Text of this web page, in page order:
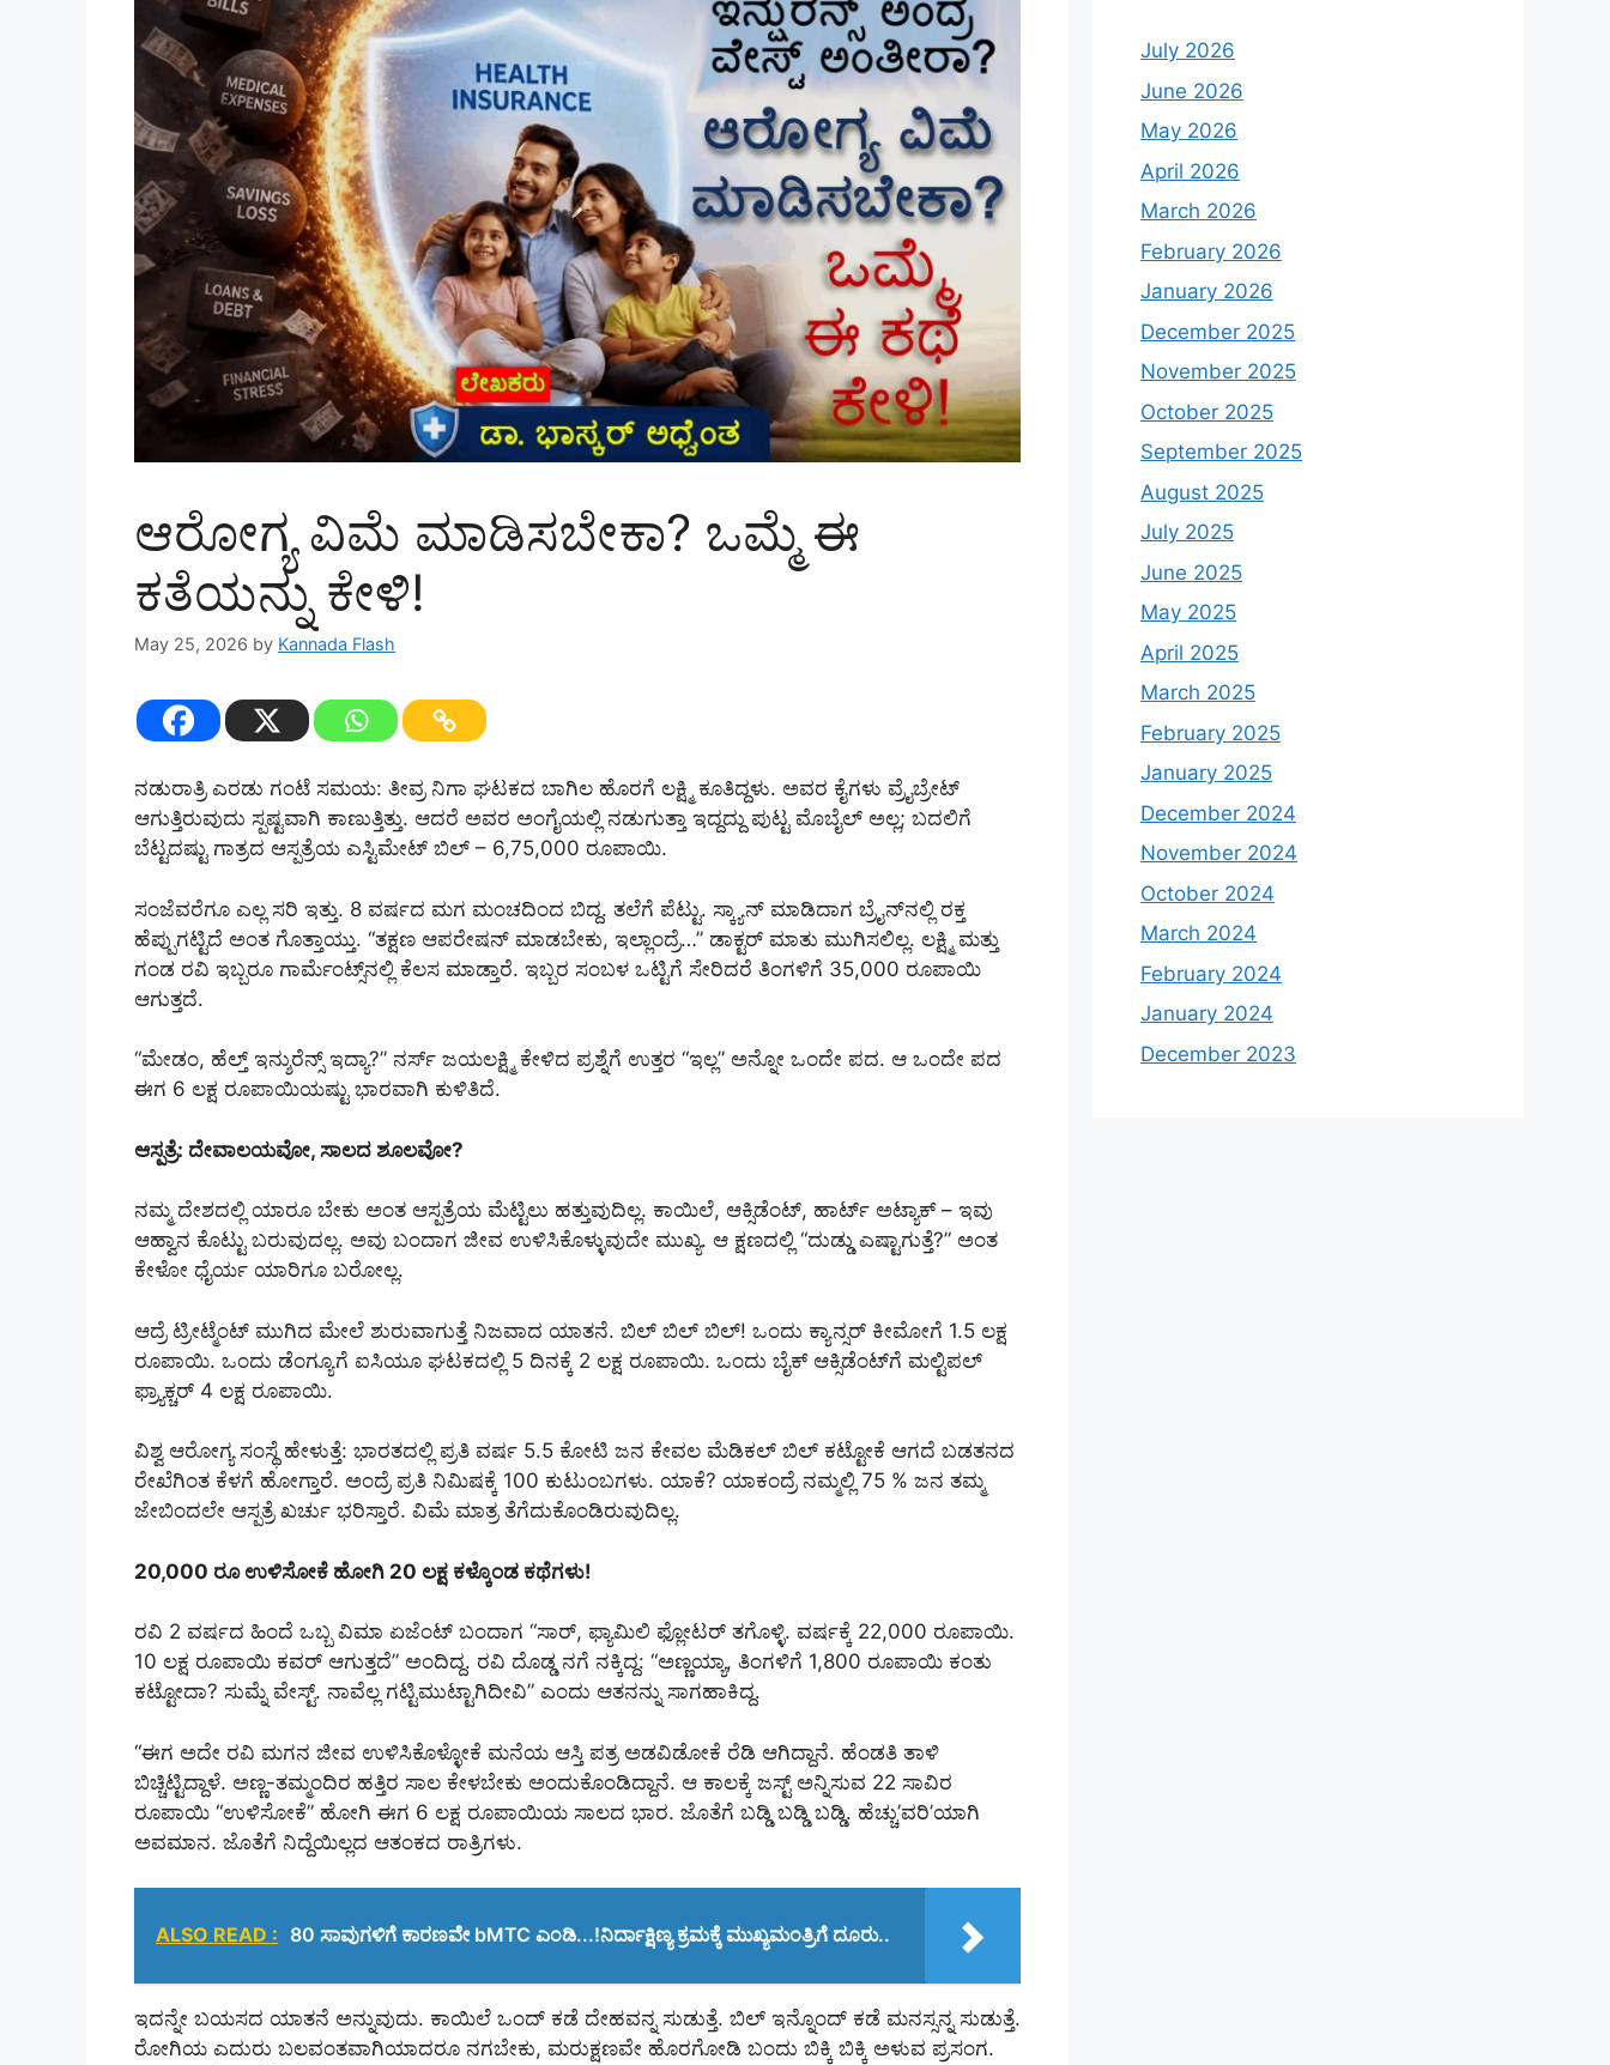
ಆರೋಗ್ಯ ವಿಮೆ ಮಾಡಿಸಬೇಕಾ? ಒಮ್ಮೆ ಈ
ಕತೆಯನ್ನು ಕೇಳಿ!
May 25, 2026 by Kannada Flash
ನಡುರಾತ್ರಿ ಎರಡು ಗಂಟೆ ಸಮಯ: ತೀವ್ರ ನಿಗಾ ಘಟಕದ ಬಾಗಿಲ ಹೊರಗೆ ಲಕ್ಷ್ಮಿ ಕೂತಿದ್ದಳು. ಅವರ ಕೈಗಳು ವ್ರೈಬ್ರೇಟ್‌
ಆಗುತ್ತಿರುವುದು ಸ್ಪಷ್ಟವಾಗಿ ಕಾಣುತ್ತಿತ್ತು. ಆದರೆ ಅವರ ಅಂಗೈಯಲ್ಲಿ ನಡುಗುತ್ತಾ ಇದ್ದದ್ದು ಪುಟ್ಟ ಮೊಬೈಲ್ ಅಲ್ಲ; ಬದಲಿಗೆ
ಬೆಟ್ಟದಷ್ಟು ಗಾತ್ರದ ಆಸ್ಪತ್ರೆಯ ಎಸ್ಟಿಮೇಟ್ ಬಿಲ್ – 6,75,000 ರೂಪಾಯಿ.
ಸಂಜೆವರೆಗೂ ಎಲ್ಲ ಸರಿ ಇತ್ತು. 8 ವರ್ಷದ ಮಗ ಮಂಚದಿಂದ ಬಿದ್ದ. ತಲೆಗೆ ಪೆಟ್ಟು. ಸ್ಕ್ಯಾನ್ ಮಾಡಿದಾಗ ಬ್ರೈನ್‌ನಲ್ಲಿ ರಕ್ತ
ಹೆಪ್ಪುಗಟ್ಟಿದೆ ಅಂತ ಗೊತ್ತಾಯ್ತು. “ತಕ್ಷಣ ಆಪರೇಷನ್ ಮಾಡಬೇಕು, ಇಲ್ಲಾಂದ್ರೆ…” ಡಾಕ್ಟರ್ ಮಾತು ಮುಗಿಸಲಿಲ್ಲ. ಲಕ್ಷ್ಮಿ ಮತ್ತು
ಗಂಡ ರವಿ ಇಬ್ಬರೂ ಗಾರ್ಮೆಂಟ್ಸ್‌ನಲ್ಲಿ ಕೆಲಸ ಮಾಡ್ತಾರೆ. ಇಬ್ಬರ ಸಂಬಳ ಒಟ್ಟಿಗೆ ಸೇರಿದರೆ ತಿಂಗಳಿಗೆ 35,000 ರೂಪಾಯಿ
ಆಗುತ್ತದೆ.
“ಮೇಡಂ, ಹೆಲ್ತ್ ಇನ್ಶುರೆನ್ಸ್ ಇದ್ಯಾ?” ನರ್ಸ್ ಜಯಲಕ್ಷ್ಮಿ ಕೇಳಿದ ಪ್ರಶ್ನೆಗೆ ಉತ್ತರ “ಇಲ್ಲ” ಅನ್ನೋ ಒಂದೇ ಪದ. ಆ ಒಂದೇ ಪದ
ಈಗ 6 ಲಕ್ಷ ರೂಪಾಯಿಯಷ್ಟು ಭಾರವಾಗಿ ಕುಳಿತಿದೆ.
ಆಸ್ಪತ್ರೆ: ದೇವಾಲಯವೋ, ಸಾಲದ ಶೂಲವೋ?
ನಮ್ಮ ದೇಶದಲ್ಲಿ ಯಾರೂ ಬೇಕು ಅಂತ ಆಸ್ಪತ್ರೆಯ ಮೆಟ್ಟಿಲು ಹತ್ತುವುದಿಲ್ಲ. ಕಾಯಿಲೆ, ಆಕ್ಸಿಡೆಂಟ್, ಹಾರ್ಟ್ ಅಟ್ಯಾಕ್ – ಇವು
ಆಹ್ವಾನ ಕೊಟ್ಟು ಬರುವುದಲ್ಲ. ಅವು ಬಂದಾಗ ಜೀವ ಉಳಿಸಿಕೊಳ್ಳುವುದೇ ಮುಖ್ಯ. ಆ ಕ್ಷಣದಲ್ಲಿ “ದುಡ್ಡು ಎಷ್ಟಾಗುತ್ತೆ?” ಅಂತ
ಕೇಳೋ ಧೈರ್ಯ ಯಾರಿಗೂ ಬರೋಲ್ಲ.
ಆದ್ರೆ ಟ್ರೀಟ್ಮೆಂಟ್ ಮುಗಿದ ಮೇಲೆ ಶುರುವಾಗುತ್ತೆ ನಿಜವಾದ ಯಾತನೆ. ಬಿಲ್ ಬಿಲ್ ಬಿಲ್! ಒಂದು ಕ್ಯಾನ್ಸರ್ ಕೀಮೋಗೆ 1.5 ಲಕ್ಷ
ರೂಪಾಯಿ. ಒಂದು ಡೆಂಗ್ಯೂಗೆ ಐಸಿಯೂ ಘಟಕದಲ್ಲಿ 5 ದಿನಕ್ಕೆ 2 ಲಕ್ಷ ರೂಪಾಯಿ. ಒಂದು ಬೈಕ್ ಆಕ್ಸಿಡೆಂಟ್‌ಗೆ ಮಲ್ಟಿಪಲ್
ಫ್ರ್ಯಾಕ್ಚರ್ 4 ಲಕ್ಷ ರೂಪಾಯಿ.
ವಿಶ್ವ ಆರೋಗ್ಯ ಸಂಸ್ಥೆ ಹೇಳುತ್ತೆ: ಭಾರತದಲ್ಲಿ ಪ್ರತಿ ವರ್ಷ 5.5 ಕೋಟಿ ಜನ ಕೇವಲ ಮೆಡಿಕಲ್ ಬಿಲ್ ಕಟ್ಟೋಕೆ ಆಗದೆ ಬಡತನದ
ರೇಖೆಗಿಂತ ಕೆಳಗೆ ಹೋಗ್ತಾರೆ. ಅಂದ್ರೆ ಪ್ರತಿ ನಿಮಿಷಕ್ಕೆ 100 ಕುಟುಂಬಗಳು. ಯಾಕೆ? ಯಾಕಂದ್ರೆ ನಮ್ಮಲ್ಲಿ 75 % ಜನ ತಮ್ಮ
ಜೇಬಿಂದಲೇ ಆಸ್ಪತ್ರೆ ಖರ್ಚು ಭರಿಸ್ತಾರೆ. ವಿಮೆ ಮಾತ್ರ ತೆಗೆದುಕೊಂಡಿರುವುದಿಲ್ಲ.
20,000 ರೂ ಉಳಿಸೋಕೆ ಹೋಗಿ 20 ಲಕ್ಷ ಕಳ್ಕೊಂಡ ಕಥೆಗಳು!
ರವಿ 2 ವರ್ಷದ ಹಿಂದೆ ಒಬ್ಬ ವಿಮಾ ಏಜೆಂಟ್ ಬಂದಾಗ “ಸಾರ್, ಫ್ಯಾಮಿಲಿ ಫ್ಲೋಟರ್ ತಗೊಳ್ಳಿ. ವರ್ಷಕ್ಕೆ 22,000 ರೂಪಾಯಿ.
10 ಲಕ್ಷ ರೂಪಾಯಿ ಕವರ್ ಆಗುತ್ತದೆ” ಅಂದಿದ್ದ. ರವಿ ದೊಡ್ಡ ನಗೆ ನಕ್ಕಿದ್ದ: “ಅಣ್ಣಯ್ಯಾ, ತಿಂಗಳಿಗೆ 1,800 ರೂಪಾಯಿ ಕಂತು
ಕಟ್ಟೋದಾ? ಸುಮ್ನೆ ವೇಸ್ಟ್. ನಾವೆಲ್ಲ ಗಟ್ಟಿಮುಟ್ಟಾಗಿದೀವಿ” ಎಂದು ಆತನನ್ನು ಸಾಗಹಾಕಿದ್ದ.
“ಈಗ ಅದೇ ರವಿ ಮಗನ ಜೀವ ಉಳಿಸಿಕೊಳ್ಳೋಕೆ ಮನೆಯ ಆಸ್ತಿ ಪತ್ರ ಅಡವಿಡೋಕೆ ರೆಡಿ ಆಗಿದ್ದಾನೆ. ಹೆಂಡತಿ ತಾಳಿ
ಬಿಚ್ಚಿಟ್ಟಿದ್ದಾಳೆ. ಅಣ್ಣ-ತಮ್ಮಂದಿರ ಹತ್ತಿರ ಸಾಲ ಕೇಳಬೇಕು ಅಂದುಕೊಂಡಿದ್ದಾನೆ.‌ ಆ ಕಾಲಕ್ಕೆ ಜಸ್ಟ್ ಅನ್ನಿಸುವ 22 ಸಾವಿರ
ರೂಪಾಯಿ “ಉಳಿಸೋಕೆ” ಹೋಗಿ ಈಗ 6 ಲಕ್ಷ ರೂಪಾಯಿಯ ಸಾಲದ ಭಾರ. ಜೊತೆಗೆ ಬಡ್ಡಿ ಬಡ್ಡಿ ಬಡ್ಡಿ. ಹೆಚ್ಚು’ವರಿ’ಯಾಗಿ
ಅವಮಾನ. ಜೊತೆಗೆ ನಿದ್ದೆಯಿಲ್ಲದ ಆತಂಕದ ರಾತ್ರಿಗಳು.
ALSO READ : 80 ಸಾವುಗಳಿಗೆ ಕಾರಣವೇ bMTC ಎಂಡಿ...!ನಿರ್ದಾಕ್ಷಿಣ್ಯ ಕ್ರಮಕ್ಕೆ ಮುಖ್ಯಮಂತ್ರಿಗೆ ದೂರು..
ಇದನ್ನೇ ಬಯಸದ ಯಾತನೆ ಅನ್ನುವುದು. ಕಾಯಿಲೆ ಒಂದ್ ಕಡೆ ದೇಹವನ್ನ ಸುಡುತ್ತೆ. ಬಿಲ್ ಇನ್ನೊಂದ್ ಕಡೆ ಮನಸ್ಸನ್ನ ಸುಡುತ್ತೆ.
ರೋಗಿಯ ಎದುರು ಬಲವಂತವಾಗಿಯಾದರೂ ನಗಬೇಕು, ಮರುಕ್ಷಣವೇ ಹೊರಗೋಡಿ ಬಂದು ಬಿಕ್ಕಿ ಬಿಕ್ಕಿ ಅಳುವ ಪ್ರಸಂಗ.
July 2026
June 2026
May 2026
April 2026
March 2026
February 2026
January 2026
December 2025
November 2025
October 2025
September 2025
August 2025
July 2025
June 2025
May 2025
April 2025
March 2025
February 2025
January 2025
December 2024
November 2024
October 2024
March 2024
February 2024
January 2024
December 2023